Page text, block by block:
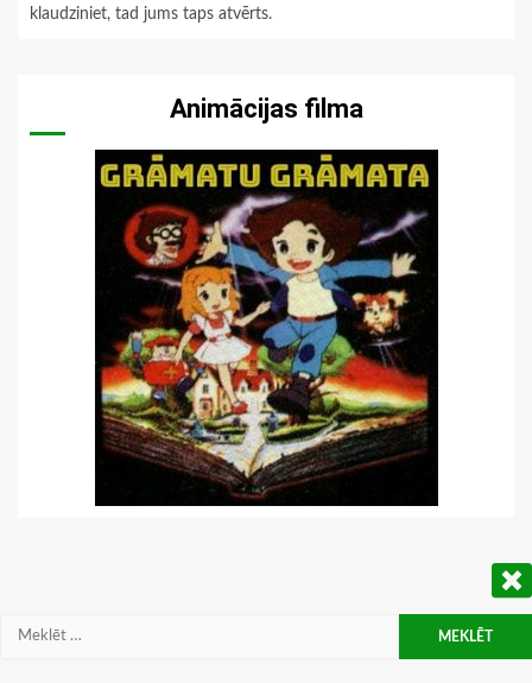
klaudziniet, tad jums taps atvērts.
Animācijas filma
Meklēt: